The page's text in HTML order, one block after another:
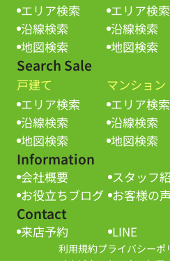
エリア検索
沿線検索
地図検索
エリア検索
沿線検索
地図検索
Search Sale
戸建て
エリア検索
沿線検索
地図検索
マンション
エリア検索
沿線検索
地図検索
Information
会社概要 スタッフ
お役立ちブログ お客様の声
Contact
来店予約 LINE
利用規約プライバシーポ